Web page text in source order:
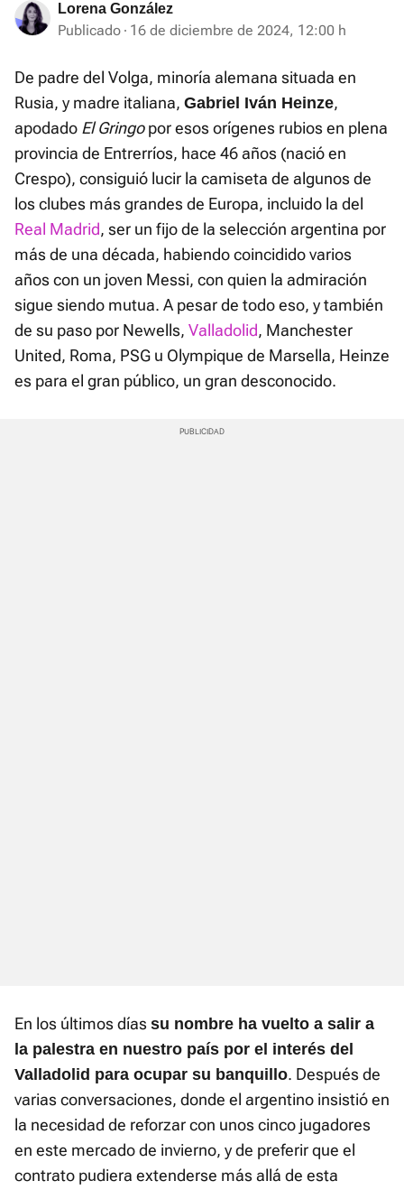
Lorena González
Publicado 16 de diciembre de 2024, 12:00 h
De padre del Volga, minoría alemana situada en
Rusia, y madre italiana, Gabriel Iván Heinze,
apodado El Gringopor esos orígenes rubios en plena
provincia de Entrerríos, hace 46 años (nació en
Crespo), consiguió lucir la camiseta de algunos de
los clubes más grandes de Europa, incluido la del
Real Madrid, ser un fijo de la selección argentina por
más de una década, habiendo coincidido varios
años con un joven Messi, con quien la admiración
sigue siendo mutua. A pesar de todo eso, y también
de su paso por Newells, Valladolid, Manchester
United, Roma, PSG u Olympique de Marsella, Heinze
es para el gran público, un gran desconocido.
En los últimos días su nombre ha vuelto a salir a
la palestra en nuestro país por el interés del
Valladolid para ocupar su banquillo. Después de
varias conversaciones, donde el argentino insistió en
la necesidad de reforzar con unos cinco jugadores
en este mercado de invierno, y de preferir que el
contrato pudiera extenderse más allá de esta